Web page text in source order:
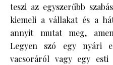
teszi az egyszerűbb
kiemeli a vállakat és a
annyit mutat meg,
Legyen szó egy nyári
vacsoráról vagy egy